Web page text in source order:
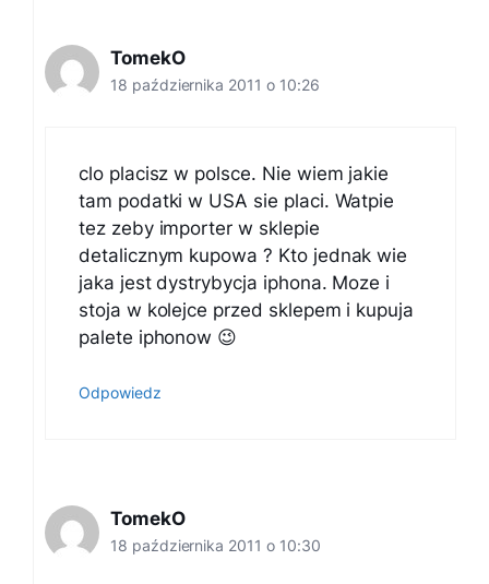
TomekO
18 października 2011 o 10:26
clo placisz w polsce. Nie wiem jakie
tam podatki w USA sie placi. Watpie
tez zeby importer w sklepie
detalicznym kupowa ? Kto jednak wie
jaka jest dystrybycja iphona. Moze i
stoja w kolejce przed sklepem i kupuja
palete iphonow 😉
Odpowiedz
TomekO
18 października 2011 o 10:30